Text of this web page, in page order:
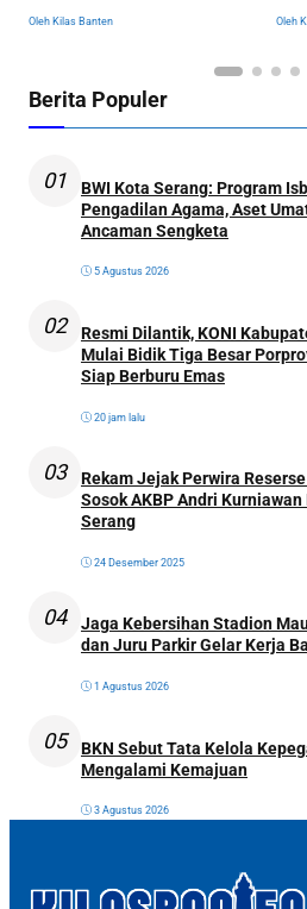
Dikumpulkan
Oleh Kilas Banten Oleh
Berita Populer
01
BWI Kota Serang: Program
Pengadilan Agama, Aset
Ancaman Sengketa
5 Agustus 2026
02
Resmi Dilantik, KONI
Mulai Bidik Tiga Besar
Siap Berburu Emas
20 jam lalu
03
Rekam Jejak Perwira
Sosok AKBP Andri
Serang
24 Desember 2025
04
Jaga Kebersihan Stadion
dan Juru Parkir Gelar Kerja
1 Agustus 2026
05
BKN Sebut Tata Kelola
Mengalami Kemajuan
3 Agustus 2026